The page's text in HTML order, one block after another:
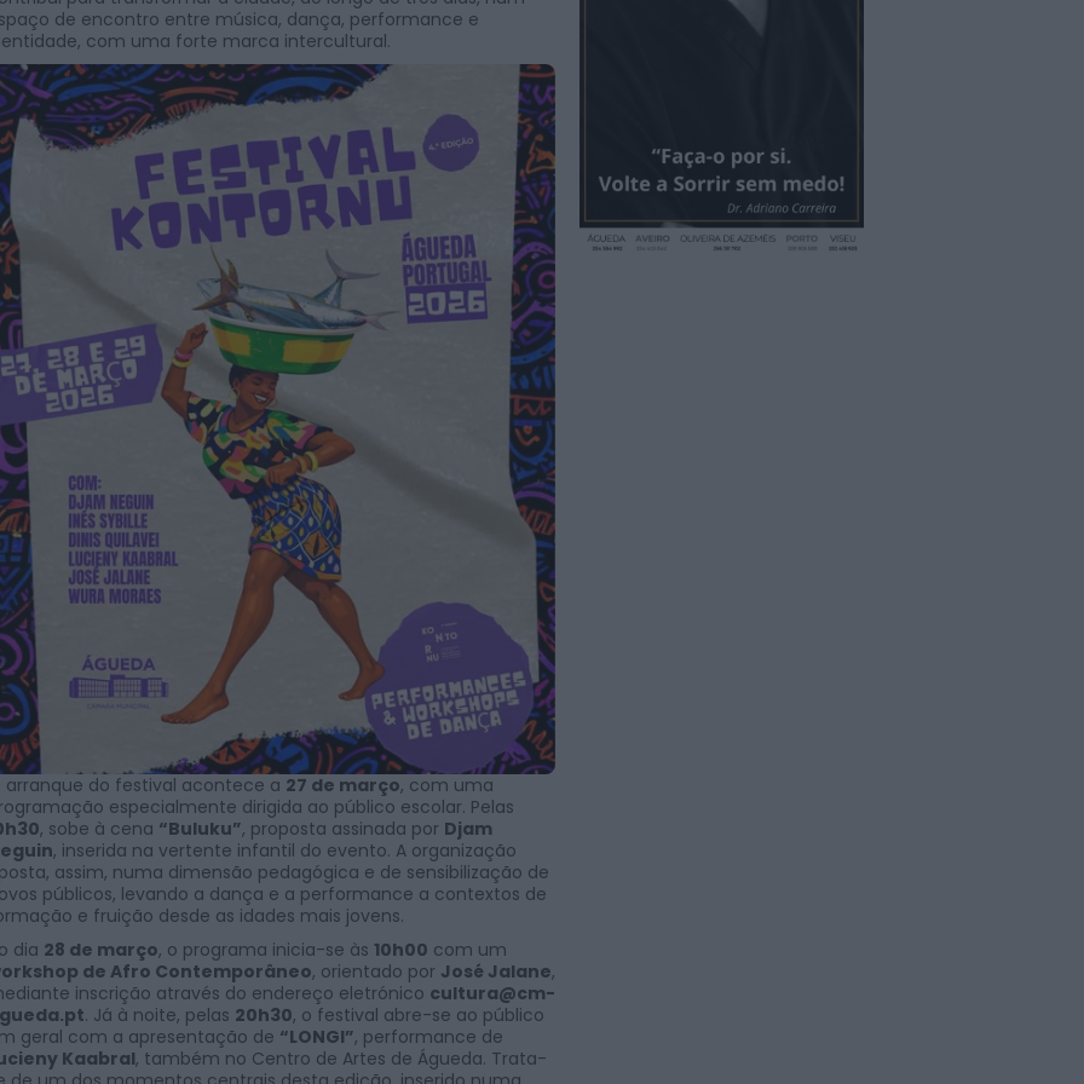
de encontro entre música, dança, performance e
com uma forte marca intercultural.
arranque do festival acontece a 27 de março, com uma
especialmente dirigida ao público escolar. Pelas
, sobe à cena “Buluku”, proposta assinada por Djam
, inserida na vertente infantil do evento. A organização
assim, numa dimensão pedagógica e de sensibilização de
públicos, levando a dança e a performance a contextos de
e fruição desde as idades mais jovens.
dia 28 de março, o programa inicia-se às 10h00 com um
de Afro Contemporâneo, orientado por José Jalane,
inscrição através do endereço eletrónico cultura@cm-
. Já à noite, pelas 20h30, o festival abre-se ao público
geral com a apresentação de “LONGI”, performance de
Kaabral, também no Centro de Artes de Águeda. Trata-